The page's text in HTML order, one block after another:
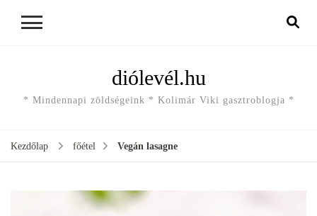
diólevél.hu
* Mindennapi zöldségeink * Kolimár Viki gasztroblogja *
Kezdőlap főétel Vegán lasagne